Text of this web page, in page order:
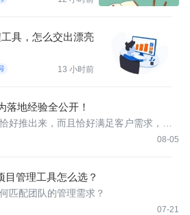
具，怎么交出漂亮
13 小时前
落地经验全公开！
08-05
好推出来，而且恰好满足客户需求，相
就是最伟大的。
目管理工具怎么选？
07-21
匹配团队的管理需求？